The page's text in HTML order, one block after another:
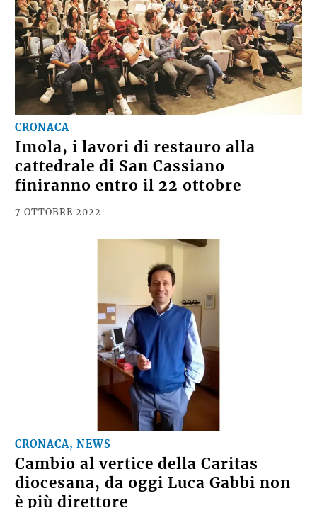
CRONACA
Imola, i lavori di restauro alla
cattedrale di San Cassiano
finiranno entro il 22 ottobre
7 OTTOBRE 2022
CRONACA, NEWS
Cambio al vertice della Caritas
diocesana, da oggi Luca Gabbi non
è più direttore